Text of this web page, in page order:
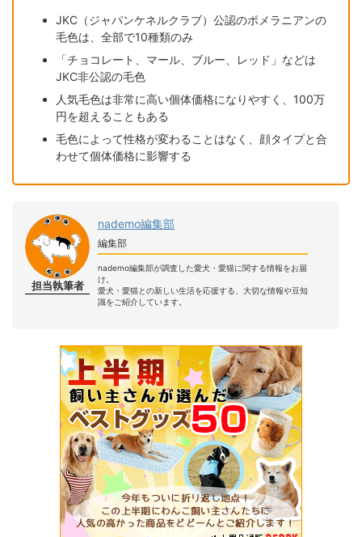
JKC（ジャパンケネルクラブ）公認のポメラニアンの
毛色は、全部で10種類のみ
「チョコレート、マール、ブルー、レッド」などは
JKC非公認の毛色
人気毛色は非常に高い個体価格になりやすく、100万
円を超えることもある
毛色によって性格が変わることはなく、顔タイプと合
わせて個体価格に影響する
担当執筆者
nademo編集部
編集部
nademo編集部が調査した愛犬・愛猫に関する情報をお届
け。
愛犬・愛猫との新しい生活を応援する、大切な情報や豆知
識をご紹介しています。